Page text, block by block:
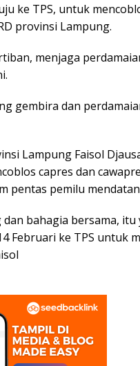
ke TPS, untuk
provinsi Lampung.
menjaga
gembira dan
Lampung Faisol
capres dan
pentas pemilu
bahagia bersama,
Februari ke TPS untuk